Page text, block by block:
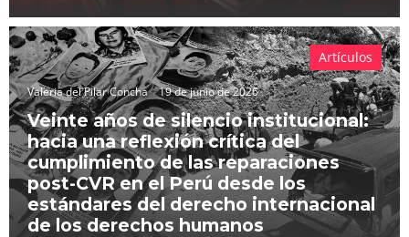
Valeria del Pilar Concha 19 de junio de 2026
Veinte años de silencio institucional:
hacia una reflexión crítica del
cumplimiento de las reparaciones
post-CVR en el Perú desde los
estándares del derecho internacional
de los derechos humanos
Artículos